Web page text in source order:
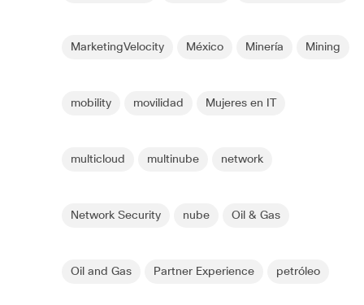
MarketingVelocity México Minería Mining
mobility movilidad Mujeres en IT
multicloud multinube network
Network Security nube Oil & Gas
Oil and Gas Partner Experience petróleo